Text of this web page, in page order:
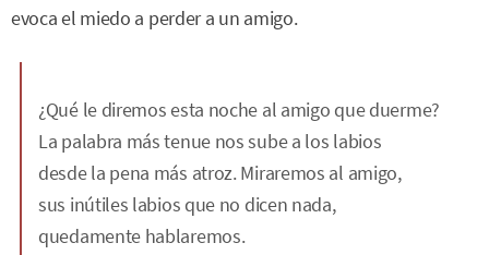
evoca el miedo a perder a un amigo.
¿Qué le diremos esta noche al amigo que duerme?
La palabra más tenue nos sube a los labios
desde la pena más atroz. Miraremos al amigo,
sus inútiles labios que no dicen nada,
quedamente hablaremos.